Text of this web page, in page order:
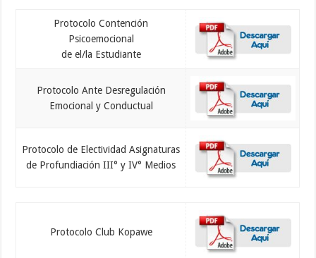
Protocolo Contención
Psicoemocional
de el/la Estudiante
Protocolo Ante Desregulación
Emocional y Conductual
Protocolo de Electividad Asignaturas
de Profundiación III° y IV° Medios
Protocolo Club Kopawe